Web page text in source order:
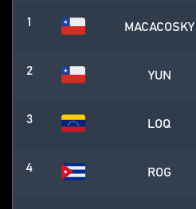
1 MACACOSKY
2 YUN
3 LOQ
4 ROG